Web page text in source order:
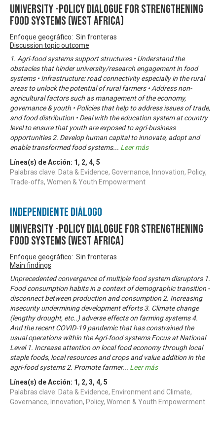
University -Policy Dialogue for Strengthening
Food Systems (West Africa)
Enfoque geográfico: Sin fronteras
Discussion topic outcome
1. Agri-food systems support structures • Understand the
obstacles that hinder university/research engagement in food
systems • Infrastructure: road connectivity especially in the rural
areas to unlock the potential of rural farmers • Address non-
agricultural factors such as management of the economy,
governance & youth • Policies that help to address issues of trade,
and food distribution • Deal with the education system at country
level to ensure that youth are exposed to agri-business
opportunities 2. Develop human capital to innovate, adopt and
enable transformed food systems... Leer más
Línea(s) de Acción: 1 , 2, 4, 5
Palabras clave: Data & Evidence, Governance, Innovation, Policy,
Trade-offs, Women & Youth Empowerment
Independiente Diálogo
University -Policy Dialogue for Strengthening
Food Systems (West Africa)
Enfoque geográfico: Sin fronteras
Main findings
Unprecedented convergence of multiple food system disruptors 1.
Food consumption habits in a context of demographic transition -
disconnect between production and consumption 2. Increasing
insecurity undermining development efforts 3. Climate change
(lengthy drought, etc..) adverse effects on farming systems 4.
And the recent COVID-19 pandemic that has constrained the
usual operations within the Agri-food systems Focus at National
Level 1. Increase attention on local food economy through local
staple foods, local resources and crops and value addition in the
agri-food systems 2. Promote farmer... Leer más
Línea(s) de Acción: 1 , 2, 3, 4, 5
Palabras clave: Data & Evidence, Environment and Climate,
Governance, Innovation, Policy, Women & Youth Empowerment